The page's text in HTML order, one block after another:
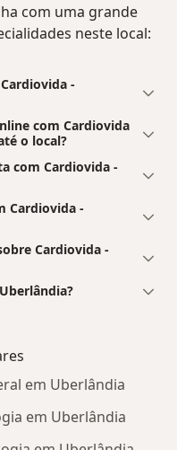
com uma grande
neste local:
-
com Cardiovida
o local?
com Cardiovida -
Cardiovida -
Cardiovida -
em Uberlândia
em Uberlândia